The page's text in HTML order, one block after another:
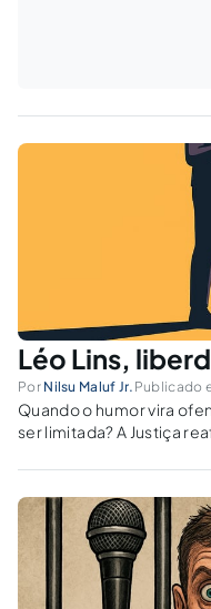
Léo Lins,
Por Nilsu Maluf Jr. Publicado
Quando o humor vira
ser limitada? A Justiça